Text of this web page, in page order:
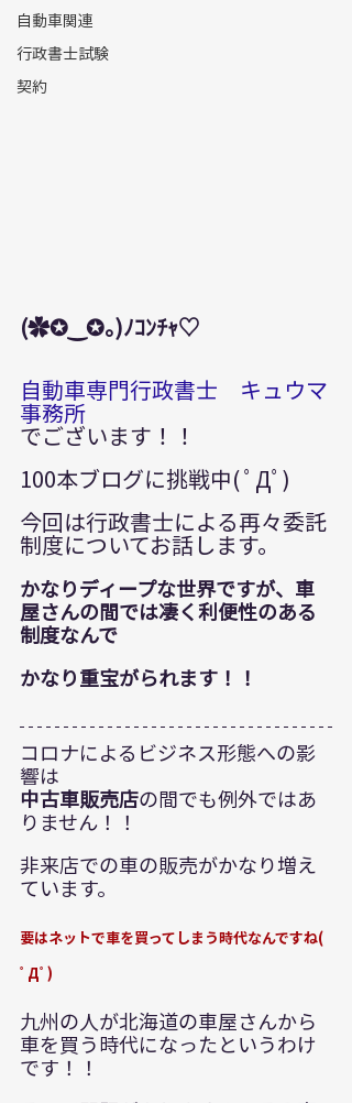
自動車関連
行政書士試験
契約
(✿✪‿✪｡)ﾉｺﾝﾁｬ♡
自動車専門行政書士　キュウマ
事務所
でございます！！
100本ブログに挑戦中( ﾟДﾟ)
今回は行政書士による再々委託
制度についてお話します。
かなりディープな世界ですが、車
屋さんの間では凄く利便性のある
制度なんで
かなり重宝がられます！！
コロナによるビジネス形態への影
響は
中古車販売店の間でも例外ではあ
りません！！
非来店での車の販売がかなり増え
ています。
要はネットで車を買ってしまう時代なんですね(
ﾟДﾟ)
九州の人が北海道の車屋さんから
車を買う時代になったというわけ
です！！